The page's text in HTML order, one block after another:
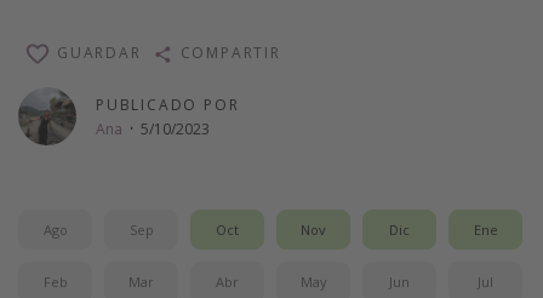
Vacaciones de Playa
Viajes para singles
Escapadas románticas
Trabajar en el extranjero
Cruceros por el Mediterráneo
PUBLICADO POR
Ana · 5/10/2023
GUARDAR COMPARTIR
Ago Sep Oct Nov Dic Ene
Feb Mar Abr May Jun Jul